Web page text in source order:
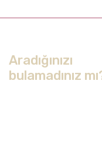
Aradığınızı
bulamadınız